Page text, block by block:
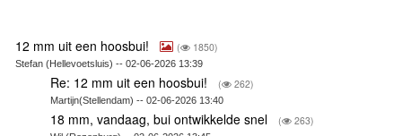
12 mm uit een hoosbui! ( 1850)
Stefan (Hellevoetsluis) -- 02-06-2026 13:39
Re: 12 mm uit een hoosbui! ( 262)
Martijn(Stellendam) -- 02-06-2026 13:40
18 mm, vandaag, bui ontwikkelde snel ( 263)